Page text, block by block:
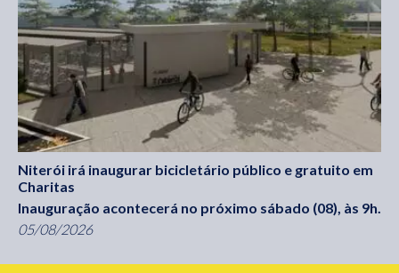
Niterói irá inaugurar bicicletário público e gratuito em
Charitas
Inauguração acontecerá no próximo sábado (08), às 9h.
05/08/2026